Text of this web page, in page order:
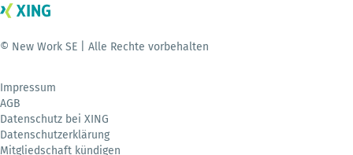
© New Work SE | Alle Rechte vorbehalten
Impressum
AGB
Datenschutz bei XING
Datenschutzerklärung
Mitgliedschaft kündigen